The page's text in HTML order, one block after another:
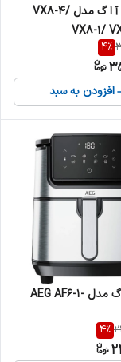
جارو برقی آ ا گ مدل VX8-4/
VX8-1/
4%
افزودن به سبد
سرخ کن آاگ مدل AEG AF6-1-
4%